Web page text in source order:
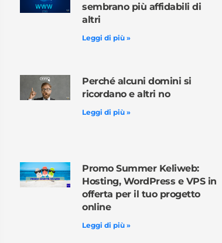
sembrano più affidabili di
altri
Leggi di più »
Perché alcuni domini si
ricordano e altri no
Leggi di più »
Promo Summer Keliweb:
Hosting, WordPress e VPS in
offerta per il tuo progetto
online
Leggi di più »